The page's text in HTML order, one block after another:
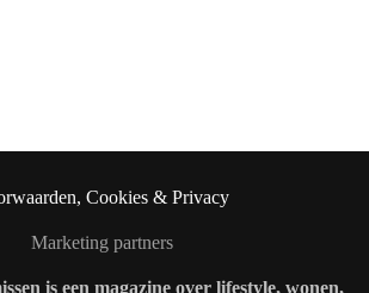
Cookies & Privacy
Marketing partners
is een magazine over lifestyle, wonen,